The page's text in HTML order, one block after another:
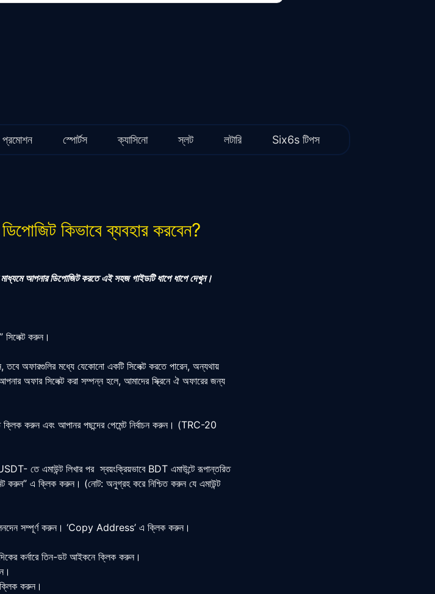
প্রমোশন স্পোর্টস ক্যাসিনো স্লট লটারি Six6s টিপস
কিভাবে ব্যবহার করবেন?
আপনার ডিপোজিট করতে এই সহজ গাইডটি ধাপে ধাপে দেখুন।
সিলেক্ট করুন।
অফারগুলির মধ্যে যেকোনো একটি সিলেক্ট করতে পারেন, অন্যথায়
অফার সিলেক্ট করা সম্পন্ন হলে, আমাদের স্ক্রিনে ঐ অফারের জন্য
করুন এবং আপানর পছন্দের পেমেন্ট নির্বাচন করুন। (TRC-20
তে এমাউন্ট লিখার পর স্বয়ংক্রিয়ভাবে BDT এমাউন্টে রূপান্তরিত
করুন” এ ক্লিক করুন। (নোট: অনুগ্রহ করে নিশ্চিত করুন যে এমাউন্ট
লেনদেন সম্পূর্ণ করুন। ‘Copy Address’ এ ক্লিক করুন।
কর্নারে তিন-ডট আইকনে ক্লিক করুন।
করুন।